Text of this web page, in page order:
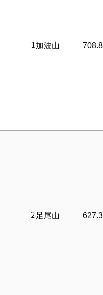
      1
加波山 708.8
      2
足尾山 627.3